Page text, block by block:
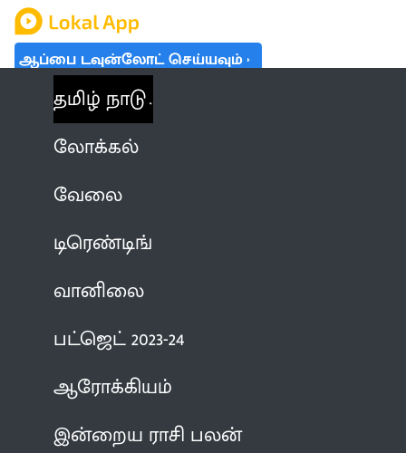
ஆப்பை டவுன்லோட் செய்யவும்
தமிழ் நாடு
லோக்கல்
வேலை
டிரெண்டிங்
வானிலை
பட்ஜெட் 2023-24
ஆரோக்கியம்
இன்றைய ராசி பலன்